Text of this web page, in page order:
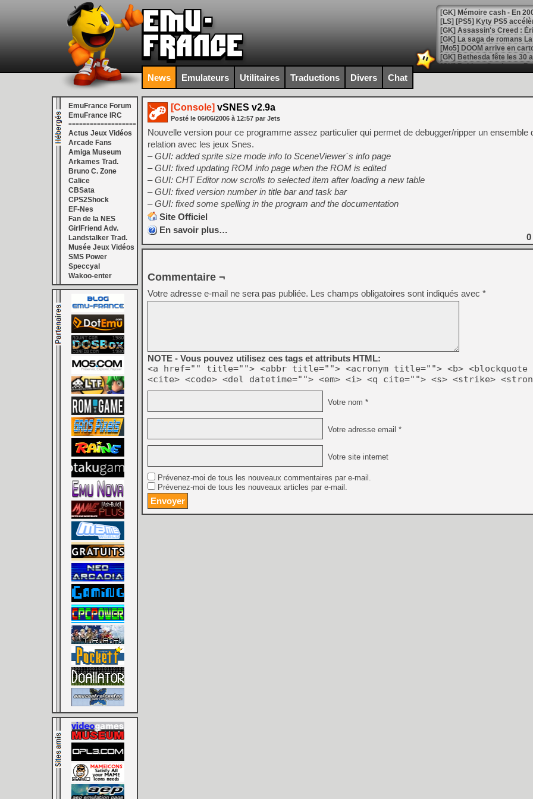
[Mo5] DOOM arrive en
[GK] Bethesda fête les 30
[GK] Roblox : l'action en
[GK] Agenda - GeForce
[LS] [PS5] ps5-y2jb-
[GK] Pourquoi Marvel
[GK] Test : Restory : Chill
[GK] GTA 6 : Rockstar
[GK] Hot Wheels Infinite
[GK] Mémoire cash -
[GK] Résultats Nintendo :
[GK] Déjà des
[Mo5] Brickboy cherche à
[GK] Minecraft et ses «
[GK] Beast of
[GK] Ubisoft : fin de partie
[GK] Mémoire cash -
[GK] Comment EA Sports
[GK] Crimson Moon : un
[GK] Isle of Reveries : le
[GK] Moonlighter 2 : The
[Mo5] Deux inédits du
[GK] Le beat'em up The
[GK] Endless Legend 2 :
[LS] [PS5] Premiers
News Emulateurs Utilitaires Traductions Divers Chat
EmuFrance Forum
EmuFrance IRC
===================
Actus Jeux Vidéos
Arcade Fans
Amiga Museum
Arkames Trad.
Bruno C. Zone
Calice
CBSata
CPS2Shock
EF-Nes
Fan de la NES
GirlFriend Adv.
Landstalker Trad.
Musée Jeux Vidéos
SMS Power
Speccyal
Wakoo-enter
[Console] vSNES v2.9a
Posté le 06/06/2006 à 12:57 par Jets
Nouvelle version pour ce programme assez particulier qui permet de debugger/ripper un ensemble
relation avec les jeux Snes.
– GUI: added sprite size mode info to SceneViewer´s info page
– GUI: fixed updating ROM info page when the ROM is edited
– GUI: CHT Editor now scrolls to selected item after loading a new table
– GUI: fixed version number in title bar and task bar
– GUI: fixed some spelling in the program and the documentation
Site Officiel
En savoir plus…
0
Commentaire ¬
Votre adresse e-mail ne sera pas publiée. Les champs obligatoires sont indiqués avec *
NOTE - Vous pouvez utilisez ces tags et attributs HTML:
<a href="" title=""> <abbr title=""> <acronym title=""> <b> <blockquote
<cite> <code> <del datetime=""> <em> <i> <q cite=""> <s> <strike>
Votre nom *
Votre adresse email *
Votre site internet
Prévenez-moi de tous les nouveaux commentaires par e-mail.
Prévenez-moi de tous les nouveaux articles par e-mail.